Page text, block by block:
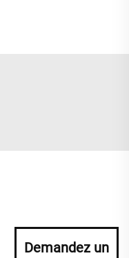
Demandez un